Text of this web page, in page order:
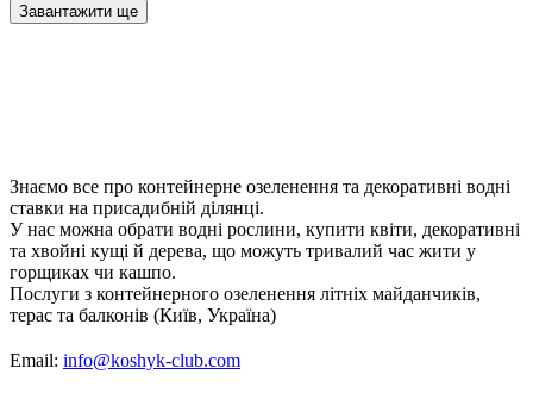
Завантажити ще
Знаємо все про контейнерне озеленення та декоративні водні
ставки на присадибній ділянці.
У нас можна обрати водні рослини, купити квіти, декоративні
та хвойні кущі й дерева, що можуть тривалий час жити у
горщиках чи кашпо.
Послуги з контейнерного озеленення літніх майданчиків,
терас та балконів (Київ, Україна)
Email: info@koshyk-club.com